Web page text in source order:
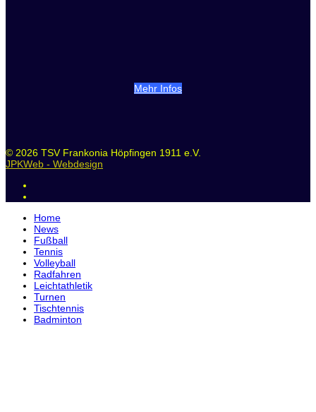
Mehr Infos
© 2026 TSV Frankonia Höpfingen 1911 e.V.
JPKWeb - Webdesign
Home
News
Fußball
Tennis
Volleyball
Radfahren
Leichtathletik
Turnen
Tischtennis
Badminton